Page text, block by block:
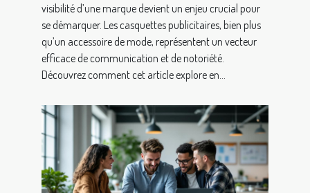
visibilité d’une marque devient un enjeu crucial pour
se démarquer. Les casquettes publicitaires, bien plus
qu’un accessoire de mode, représentent un vecteur
efficace de communication et de notoriété.
Découvrez comment cet article explore en...